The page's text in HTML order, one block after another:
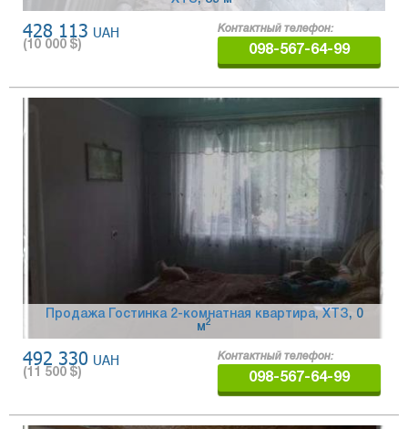
428 113 UAH
(10 000 $)
Контактный телефон:
098-567-64-99
Продажа Гостинка 2-комнатная квартира, ХТЗ, 0
м2
492 330 UAH
(11 500 $)
Контактный телефон:
098-567-64-99